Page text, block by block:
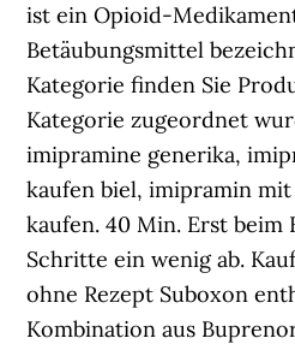
ist ein Opioid-
Betäubungsmittel
Kategorie finden Sie
Kategorie zugeordnet
imipramine generika,
kaufen biel, imipramin
kaufen. 40 Min. Erst beim
Schritte ein wenig ab.
ohne Rezept Suboxon
Kombination aus